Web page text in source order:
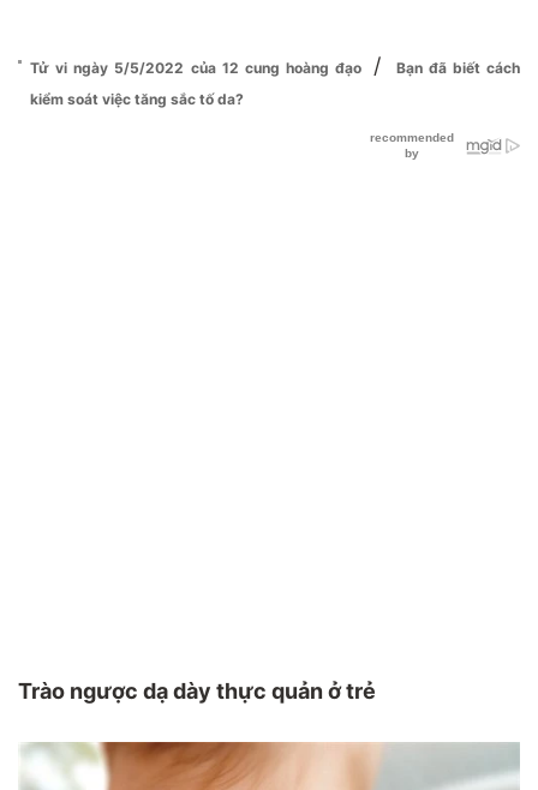
Tử vi ngày 5/5/2022 của 12 cung hoàng đạo /
Bạn đã biết cách
kiểm soát việc tăng sắc tố da?
Trào ngược dạ dày thực quản ở trẻ